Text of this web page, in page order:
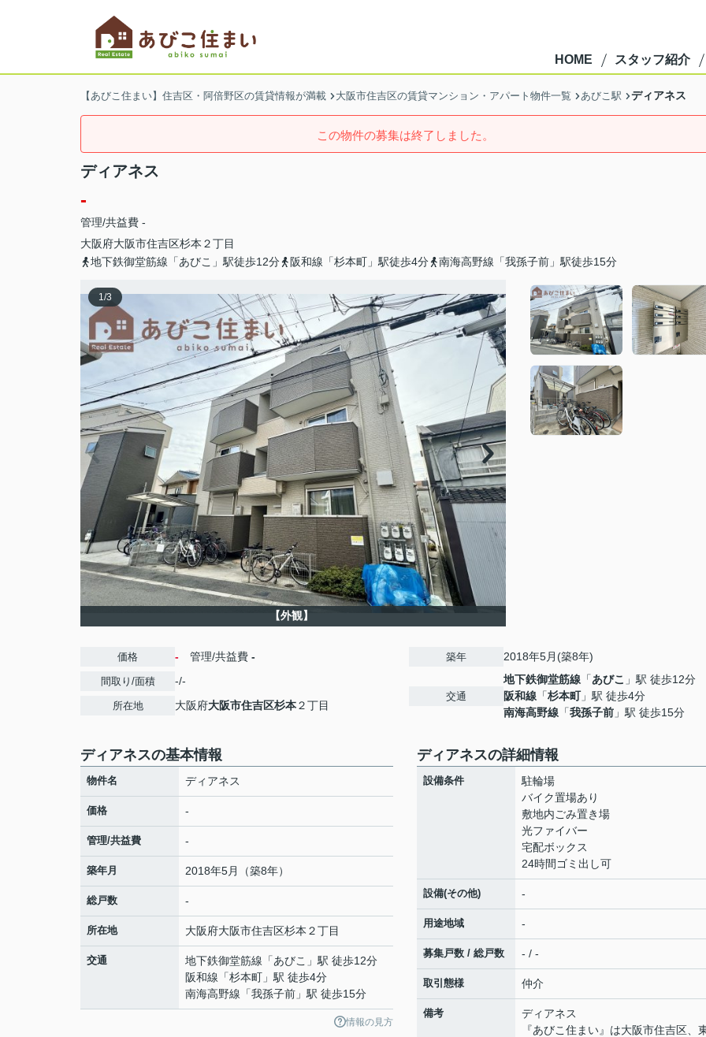
HOME スタッフ紹介
【あびこ住まい】住吉区・阿倍野区の賃貸情報が満載 大阪市住吉区の賃貸マンション・アパート物件一覧 あびこ駅 ディアネス
この物件の募集は終了しました。
ディアネス
-
管理/共益費 -
大阪府大阪市住吉区杉本 ２丁目
地下鉄御堂筋線「あびこ」駅徒歩12分
阪和線「杉本町」駅徒歩4分 南海高野線「我孫子前」駅徒歩15分
1/3
【外観】
価格 - 管理/共益費 -
間取り/面積 -/-
所在地 大阪府大阪市住吉区杉本２丁目
築年 2018年5月(築8年)
交通
地下鉄御堂筋線 「あびこ 」駅 徒歩12分
阪和線 「杉本町」駅 徒歩4分
南海高野線 「我孫子前 」駅 徒歩15分
ディアネスの基本情報
物件名 ディアネス
価格 -
管理/共益費 -
築年月 2018年5月（築8年）
総戸数 -
所在地 大阪府大阪市住吉区杉本 ２丁目
交通 地下鉄御堂筋線 「あびこ 」駅 徒歩12分
阪和線 「杉本町 」駅 徒歩4分
南海高野線 「我孫子前 」駅 徒歩15分
情報の見方
ディアネスの詳細情報
設備条件
駐輪場
バイク置場あり
敷地内ごみ置き場
光ファイバー
宅配ボックス
24時間ゴミ出し可
設備(その他) -
用途地域 -
募集戸数 / 総戸数 - / -
取引態様 仲介
備考
ディアネス
『あびこ住まい』は大阪市住吉区、